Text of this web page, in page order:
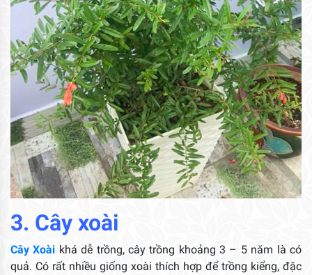
3. Cây xoài
Cây Xoài khá dễ trồng, cây trồng khoảng 3 – 5 năm là có
quả. Có rất nhiều giống xoài thích hợp để trồng kiểng, đặc